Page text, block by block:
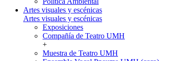
Artes visuales y escénicas
Artes visuales y escénicas
Exposiciones
Compañía de Teatro UMH
+
Muestra de Teatro UMH